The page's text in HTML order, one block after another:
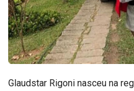
Glaudstar Rigoni nasceu na